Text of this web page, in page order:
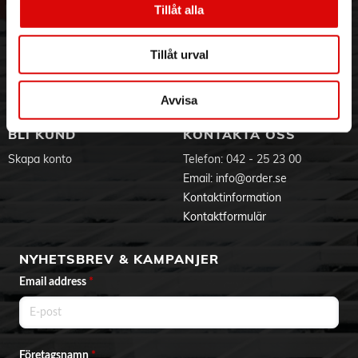
Tillåt alla
Tillåt urval
Avvisa
Sladdklämma för praktisk förvaring
förvaring.
Stor utmatningsknapp för att frigöra visparna med en
knapptryckning
tydliga utmatningsknappen.
Medföljer:
Bladvispar
Visselblåsning
Aktuellt på Order
Ansökan om RMA
Godsefterlysning & Felleverans
Integritetspolicy
Om cookies
BLI KUND
Skapa konto
KONTAKTA OSS
Telefon: 042 - 25 23 00
Email: info@order.se
Kontaktinformation
Kontaktformulär
NYHETSBREV & KAMPANJER
Email address *
Företagsnamn *